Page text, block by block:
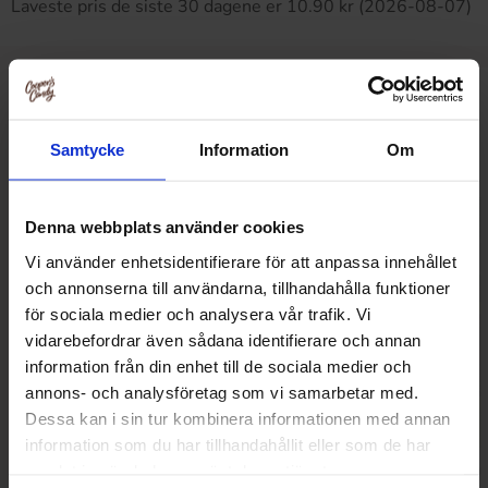
Samtycke Information Om
Denna webbplats använder cookies
Vi använder enhetsidentifierare för att anpassa innehållet
och annonserna till användarna, tillhandahålla funktioner
för sociala medier och analysera vår trafik. Vi
vidarebefordrar även sådana identifierare och annan
information från din enhet till de sociala medier och
annons- och analysföretag som vi samarbetar med.
Dessa kan i sin tur kombinera informationen med annan
information som du har tillhandahållit eller som de har
Laveste pris de siste 30 dagene er 10.90 kr (2026-08-07)
Relaterte produkter